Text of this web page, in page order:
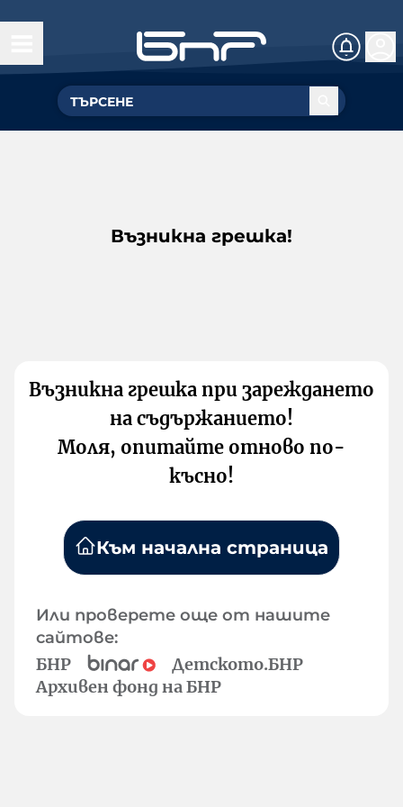
Възникна грешка!
Възникна грешка при зареждането
на съдържанието!
Моля, опитайте отново по-
късно!
Към начална страница
Или проверете още от нашите
сайтове:
БНР
Детското.БНР
Архивен фонд на БНР